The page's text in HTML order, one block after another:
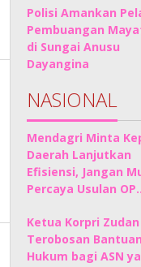
Polisi Amankan
Pembuangan
di Sungai Anusu
Dayangina
NASIONAL
Mendagri Minta
Daerah Lanjutkan
Efisiensi, Jangan
Percaya Usulan
Ketua Korpri
Terobosan Bantuan
Hukum bagi ASN